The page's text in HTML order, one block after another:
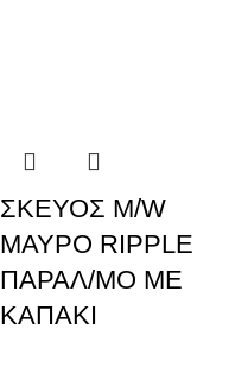
ΣΚΕΥΟΣ M/W
ΜΑΥΡΟ RIPPLE
ΠΑΡΑΛ/ΜΟ ΜΕ
ΚΑΠΑΚΙ